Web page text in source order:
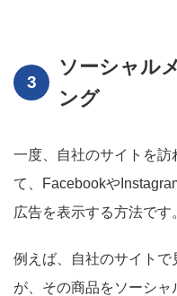
ソーシャル
ング
一度、自社のサイトを訪
て、Facebookや
広告を表示する方法です
例えば、自社のサイト
が、その商品をソーシ